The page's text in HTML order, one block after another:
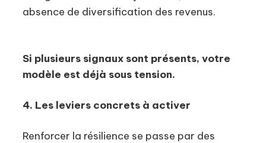
absence de diversification des revenus.
Si plusieurs signaux sont présents, votre
modèle est déjà sous tension.
4. Les leviers concrets à activer
Renforcer la résilience se passe par des